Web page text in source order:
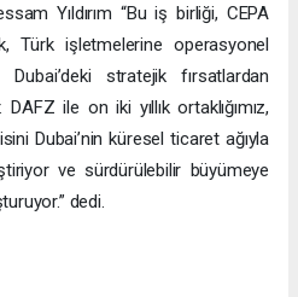
Yıldırım “Bu iş birliği, CEPA
Türk işletmelerine operasyonel
stratejik fırsatlardan
ile on iki yıllık ortaklığımız,
Dubai’nin küresel ticaret ağıyla
ve sürdürülebilir büyümeye
dedi.